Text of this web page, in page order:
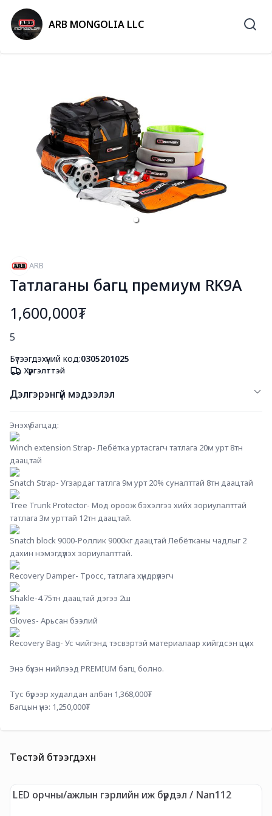
ARB MONGOLIA LLC
ARB
Татлаганы багц премиум RK9A
1,600,000₮
5
Бүтээгдэхүүний код:0305201025
Хүргэлттэй
Дэлгэрэнгүй мэдээлэл
Энэхүү багцад:
Winch extension Strap- Лебётка уртасгагч татлага 20м урт 8тн
даацтай
Snatch Strap- Угзардаг татлга 9м урт 20% суналттай 8тн даацтай
Tree Trunk Protector- Мод ороож бэхэлгээ хийх зориулалттай
татлага 3м урттай 12тн даацтай.
Snatch block 9000-Роллик 9000кг даацтай Лебётканы чадлыг 2
дахин нэмэгдүүлэх зориулалттай.
Recovery Damper- Тросс, татлага хүндрүүлэгч
Shakle-4.75тн даацтай дэгээ 2ш
Gloves- Арьсан бээлий
Recovery Bag- Ус чийгэнд тэсвэртэй материалаар хийгдсэн цүнх
Энэ бүхэн нийлээд PREMIUM багц болно.
Тус бүрээр худалдан албан 1,368,000₮
Багцын үнэ: 1,250,000₮
Төстэй бүтээгдэхүүн
LED орчны/ажлын гэрлийн иж бүрдэл / Nan112